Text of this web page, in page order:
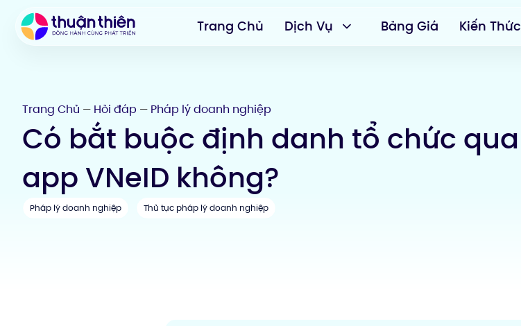
Trang Chủ Dịch Vụ Bảng Giá Kiến Thức
Trang Chủ — Hỏi đáp — Pháp lý doanh nghiệp
Có bắt buộc định danh tổ chức qua
app VNeID không?
Pháp lý doanh nghiệp Thủ tục pháp lý doanh nghiệp